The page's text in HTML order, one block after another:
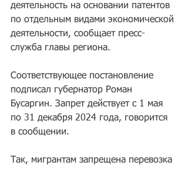
деятельность на основании патентов
по отдельным видами экономической
деятельности, сообщает пресс-
служба главы региона.
Соответствующее постановление
подписал губернатор Роман
Бусаргин. Запрет действует с 1 мая
по 31 декабря 2024 года, говорится
в сообщении.
Так, мигрантам запрещена перевозка